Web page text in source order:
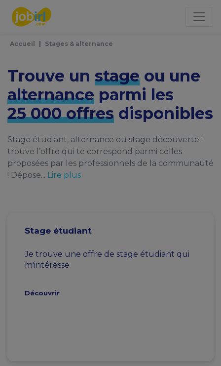
Accueil Stages & alternance
Trouve un stage ou une
alternance parmi les
25 000 offres disponibles
Stage étudiant, alternance ou stage découverte :
trouve l’offre qui te correspond parmi celles
proposées par les professionnels de la communauté
! Dépose... Lire plus
Stage étudiant
Je trouve une offre de stage étudiant qui
m'intéresse
Découvrir
Panneau de gestion des cookies